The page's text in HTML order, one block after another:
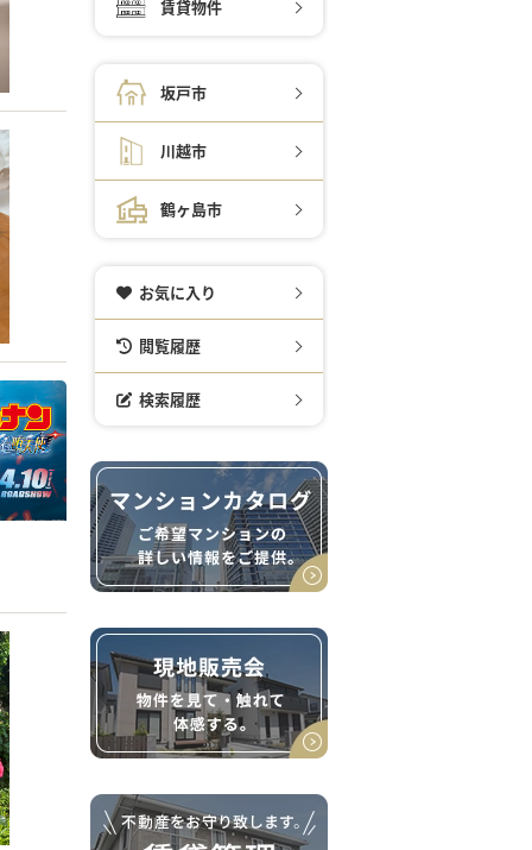
賃貸物件
坂戸市
川越市
鶴ヶ島市
お気に入り
閲覧履歴
検索履歴